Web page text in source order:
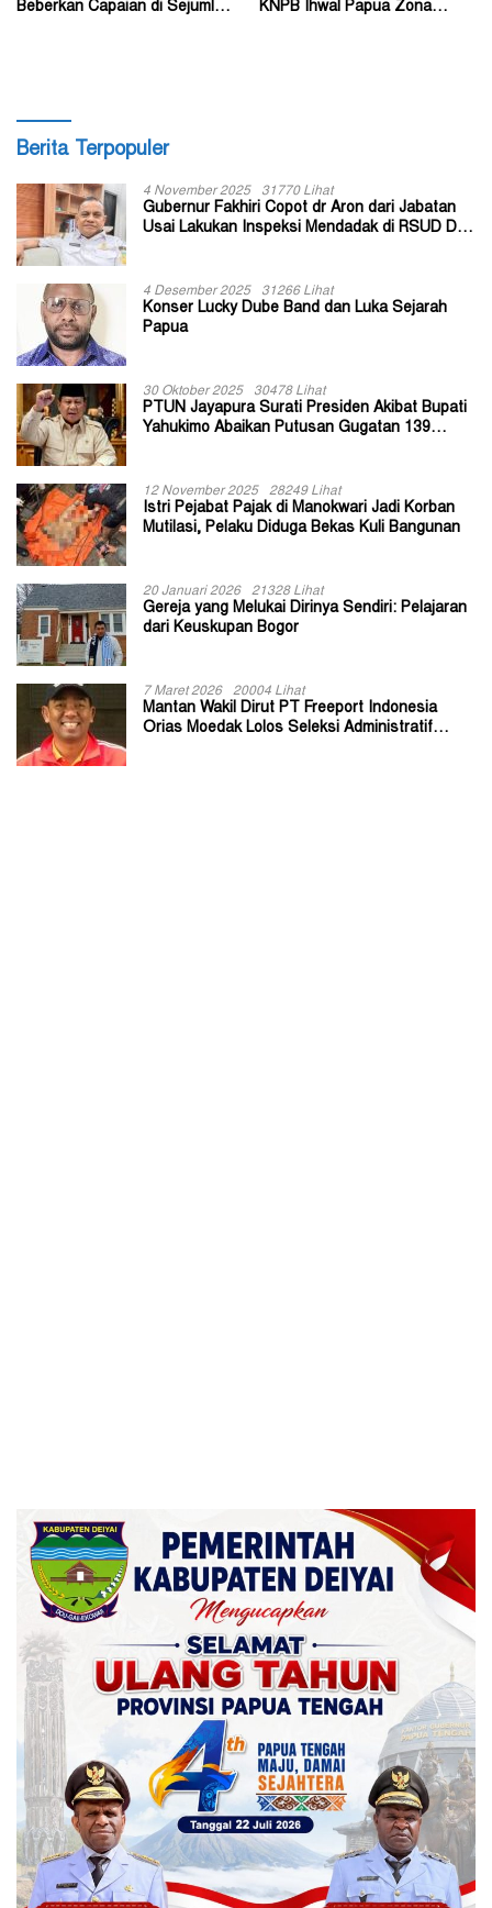
Beberkan Capaian di Sejumlah
KNPB Ihwal Papua Zona
Berita Terpopuler
4 November 2025 31770 Lihat
Gubernur Fakhiri Copot dr Aron dari Jabatan
Usai Lakukan Inspeksi Mendadak di RSUD Dok
4 Desember 2025 31266 Lihat
Konser Lucky Dube Band dan Luka Sejarah
Papua
30 Oktober 2025 30478 Lihat
PTUN Jayapura Surati Presiden Akibat Bupati
Yahukimo Abaikan Putusan Gugatan 139
12 November 2025 28249 Lihat
Istri Pejabat Pajak di Manokwari Jadi Korban
Mutilasi, Pelaku Diduga Bekas Kuli Bangunan
20 Januari 2026 21328 Lihat
Gereja yang Melukai Dirinya Sendiri: Pelajaran
dari Keuskupan Bogor
7 Maret 2026 20004 Lihat
Mantan Wakil Dirut PT Freeport Indonesia
Orias Moedak Lolos Seleksi Administratif